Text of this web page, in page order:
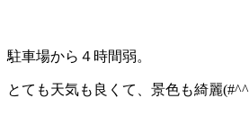
駐車場から４時間弱。
とても天気も良くて、景色も綺麗